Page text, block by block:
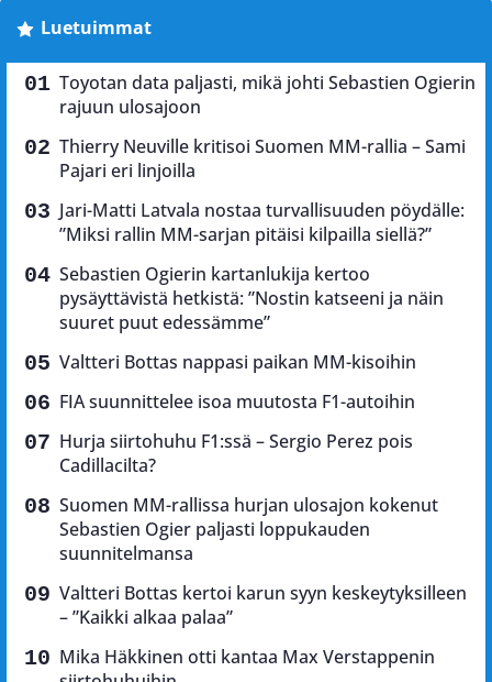
Luetuimmat
Toyotan data paljasti, mikä johti Sebastien Ogierin
rajuun ulosajoon
Thierry Neuville kritisoi Suomen MM-rallia – Sami
Pajari eri linjoilla
Jari-Matti Latvala nostaa turvallisuuden pöydälle:
”Miksi rallin MM-sarjan pitäisi kilpailla siellä?”
Sebastien Ogierin kartanlukija kertoo
pysäyttävistä hetkistä: ”Nostin katseeni ja näin
suuret puut edessämme”
Valtteri Bottas nappasi paikan MM-kisoihin
FIA suunnittelee isoa muutosta F1-autoihin
Hurja siirtohuhu F1:ssä – Sergio Perez pois
Cadillacilta?
Suomen MM-rallissa hurjan ulosajon kokenut
Sebastien Ogier paljasti loppukauden
suunnitelmansa
Valtteri Bottas kertoi karun syyn keskeytyksilleen
– ”Kaikki alkaa palaa”
Mika Häkkinen otti kantaa Max Verstappenin